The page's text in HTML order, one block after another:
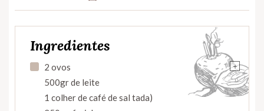
Ingredientes
+
2 ovos
500gr de leite
1 colher de café de sal tada)